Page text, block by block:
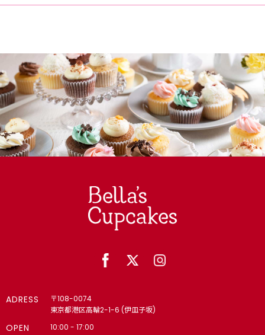
ADRESS
〒108-0074
東京都港区高輪2-1-6 (伊皿子坂)
OPEN 10:00 - 17:00